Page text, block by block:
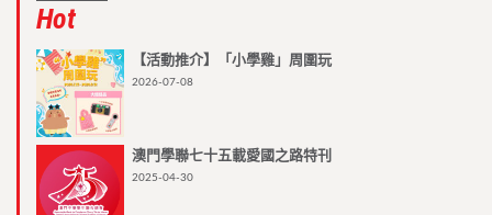
Hot
【活動推介】「小學雞」周圍玩
2026-07-08
澳門學聯七十五載愛國之路特刊
2025-04-30